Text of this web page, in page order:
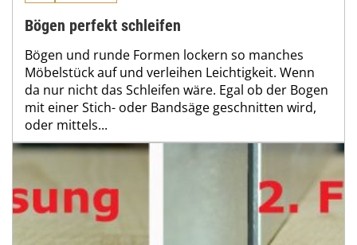
Bögen perfekt schleifen
Bögen und runde Formen lockern so manches
Möbelstück auf und verleihen Leichtigkeit. Wenn
da nur nicht das Schleifen wäre. Egal ob der Bogen
mit einer Stich- oder Bandsäge geschnitten wird,
oder mittels...